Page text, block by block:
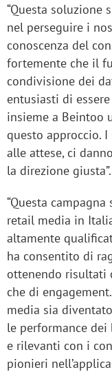
“Questa soluzione
nel perseguire i
conoscenza del
fortemente che il
condivisione dei
entusiasti di
insieme a Beintoo
questo approccio.
alle attese, ci
la direzione giusta”.
“Questa
retail media in
altamente
ha consentito di
ottenendo risultati
che di
media sia
le performance
e rilevanti con i
pionieri